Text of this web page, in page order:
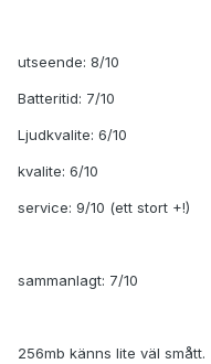
utseende: 8/10
Batteritid: 7/10
Ljudkvalite: 6/10
kvalite: 6/10
service: 9/10 (ett stort +!)
sammanlagt: 7/10
256mb känns lite väl smått.